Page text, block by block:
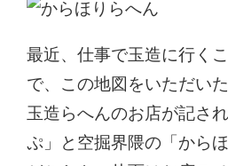
最近、仕事で玉造に行く
で、この地図をいただいた
玉造らへんのお店が記さ
ぷ」と空掘界隈の「からほ